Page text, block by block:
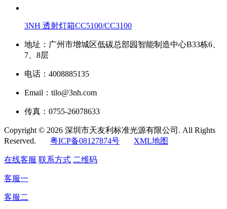
3NH 透射灯箱CC5100/CC3100
地址：广州市增城区低碳总部园智能制造中心B33栋6、
7、8层
电话：4008885135
Email：tilo@3nh.com
传真：0755-26078633
Copyright © 2026 深圳市天友利标准光源有限公司. All Rights
Reserved. 粤ICP备08127874号 XML地图
在线客服 联系方式 二维码
客服一
客服二